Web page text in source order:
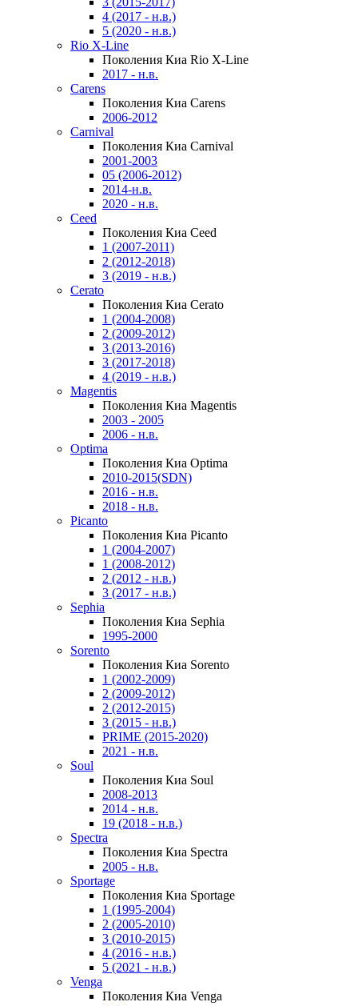
4 (2017 - н.в.)
5 (2020 - н.в.)
Rio X-Line
Поколения Киа Rio X-Line
2017 - н.в.
Carens
Поколения Киа Carens
2006-2012
Carnival
Поколения Киа Carnival
2001-2003
05 (2006-2012)
2014-н.в.
2020 - н.в.
Ceed
Поколения Киа Ceed
1 (2007-2011)
2 (2012-2018)
3 (2019 - н.в.)
Cerato
Поколения Киа Cerato
1 (2004-2008)
2 (2009-2012)
3 (2013-2016)
3 (2017-2018)
4 (2019 - н.в.)
Magentis
Поколения Киа Magentis
2003 - 2005
2006 - н.в.
Optima
Поколения Киа Optima
2010-2015(SDN)
2016 - н.в.
2018 - н.в.
Picanto
Поколения Киа Picanto
1 (2004-2007)
1 (2008-2012)
2 (2012 - н.в.)
3 (2017 - н.в.)
Sephia
Поколения Киа Sephia
1995-2000
Sorento
Поколения Киа Sorento
1 (2002-2009)
2 (2009-2012)
2 (2012-2015)
3 (2015 - н.в.)
PRIME (2015-2020)
2021 - н.в.
Soul
Поколения Киа Soul
2008-2013
2014 - н.в.
19 (2018 - н.в.)
Spectra
Поколения Киа Spectra
2005 - н.в.
Sportage
Поколения Киа Sportage
1 (1995-2004)
2 (2005-2010)
3 (2010-2015)
4 (2016 - н.в.)
5 (2021 - н.в.)
Venga
Поколения Киа Venga